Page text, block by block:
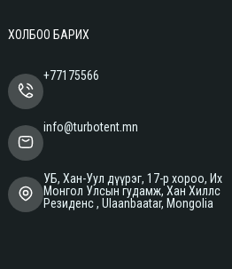
ХОЛБОО БАРИХ
+77175566
info@turbotent.mn
УБ, Хан-Уул дүүрэг, 17-р хороо, Их
Монгол Улсын гудамж, Хан Хиллс
Резиденс , Ulaanbaatar, Mongolia